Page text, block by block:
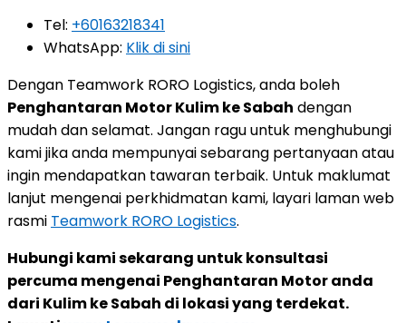
Tel: +60163218341
WhatsApp: Klik di sini
Dengan Teamwork RORO Logistics, anda boleh
Penghantaran Motor Kulim ke Sabah dengan
mudah dan selamat. Jangan ragu untuk menghubungi
kami jika anda mempunyai sebarang pertanyaan atau
ingin mendapatkan tawaran terbaik. Untuk maklumat
lanjut mengenai perkhidmatan kami, layari laman web
rasmi Teamwork RORO Logistics.
Hubungi kami sekarang untuk konsultasi
percuma mengenai Penghantaran Motor anda
dari Kulim ke Sabah di lokasi yang terdekat.